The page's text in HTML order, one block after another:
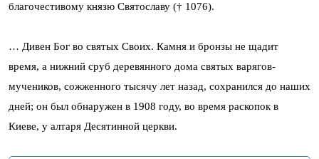
благочестивому князю Святославу († 1076).
… Дивен Бог во святых Своих. Камня и бронзы не щадит
время, а нижний сруб деревянного дома святых варягов-
мучеников, сожженного тысячу лет назад, сохранился до наших
дней; он был обнаружен в 1908 году, во время раскопок в
Киеве, у алтаря Десятинной церкви.